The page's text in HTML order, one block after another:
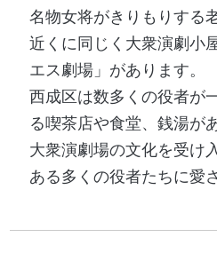
名物女将がきりもりする
近くに同じく大衆演劇小
エス劇場」があります。
西成区は数多くの役者が
る喫茶店や食堂、銭湯が
大衆演劇場の文化を受け
ある多くの役者たちに愛